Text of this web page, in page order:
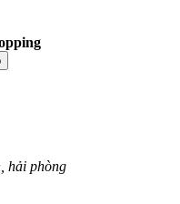
hải phòng